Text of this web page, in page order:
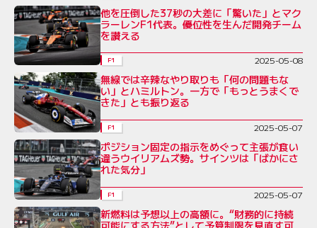
他を圧倒した37秒の大差に「驚いた」とマク
ラーレンF1代表。優位性を生んだ開発チーム
を讃える
F1 2025-05-08
無線では辛辣なやり取りも「何の問題もな
い」とハミルトン。一方で「もっとうまくで
きた」とも振り返る
F1 2025-05-07
ポジション固定の指示をめぐって主張が食い
違うウイリアムズ勢。サインツは「ばかにさ
れた気分」
F1 2025-05-07
新燃料は予想以上の高額に。“財務的に持続
可能にする方法”として予算制限を見直す可